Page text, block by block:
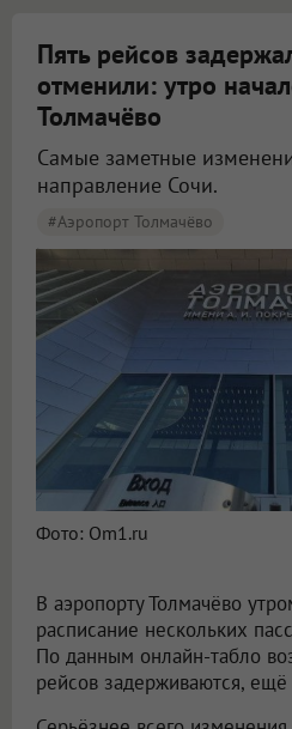
Пять рейсов
отменили: утро
Толмачёво
Самые заметные
направление Сочи.
#Аэропорт Толмачёво
Фото: Om1.ru
В аэропорту Толмачёво
расписание нескольких
По данным онлайн-табло
рейсов задерживаются,